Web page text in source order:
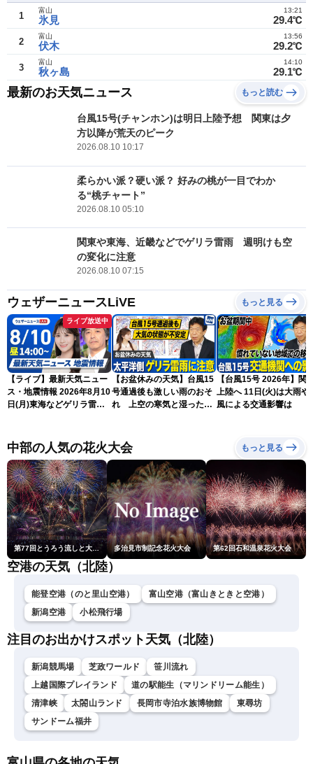
1 氷見
富山
29.4℃
13:21
2 伏木
富山
29.2℃
13:56
3 秋ヶ島
富山
29.1℃
14:10
最新のお天気ニュース もっと読む
台風15号(チャンホン)は明日上陸予想 関東は夕
方以降が荒天のピーク
2026.08.10 10:17
柔らかい派？硬い派？ 好みの桃が一目でわか
る“桃チャート”
2026.08.10 05:10
関東や東海、近畿などでゲリラ雷雨 週明けも空
の変化に注意
2026.08.10 07:15
ウェザーニュースLiVE もっと見る
ライブ放送中
【ライブ】最新天気ニュー
ス・地震情報 2026年8月10
日(月)東海などゲリラ雷雨
ースLiVEアフタヌーン・戸
北美月／宇野沢達也〉
【お盆休みの天気】台風15
号通過後も激しい雨のおそ
れ 上空の寒気と湿った空
【台風15号 2026年】関
上陸へ 11日(火)は大雨や
風による交通影響は
中部の人気の花火大会 もっと見る
多治見市制記念花火大会 第62回石和温泉花火大会
空港の天気（北陸）
能登空港（のと里山空港）
富山空港（富山きときと空港）
新潟空港
小松飛行場
注目のお出かけスポット天気（北陸）
新潟競馬場 芝政ワールド
笹川流れ
上越国際プレイランド
道の駅能生（マリンドリーム能生）
清津峡
太閤山ランド 長岡市寺泊水族博物館
東尋坊
サンドーム福井